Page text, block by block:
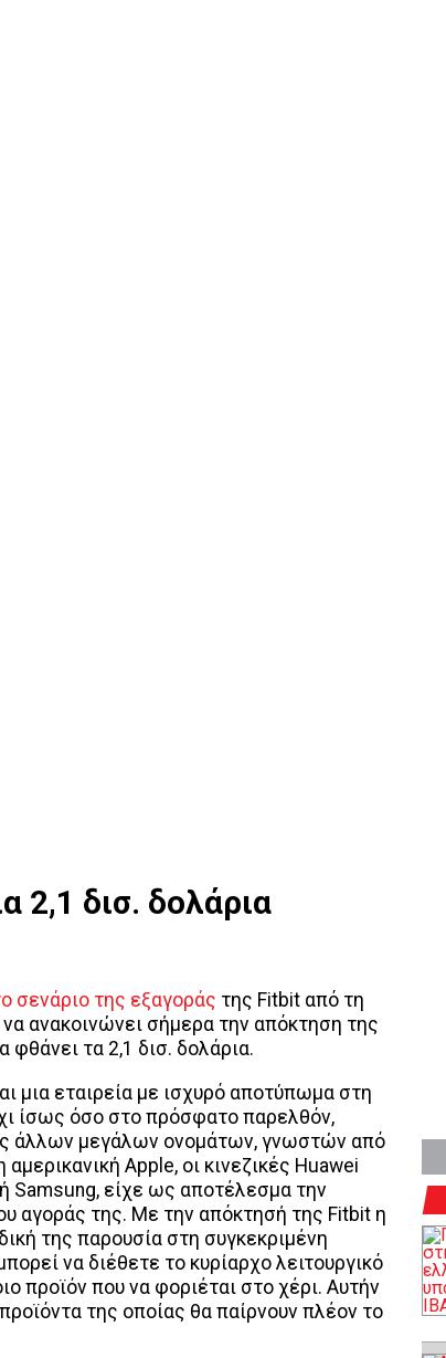
2,1 δισ. δολάρια
σενάριο της εξαγοράς της Fitbit από τη
ανακοινώνει σήμερα την απόκτηση της
φθάνει τα 2,1 δισ. δολάρια.
μια εταιρεία με ισχυρό αποτύπωμα στη
ίσως όσο στο πρόσφατο παρελθόν,
άλλων μεγάλων ονομάτων, γνωστών από
Apple, οι κινεζικές Huawei
Samsung, είχε ως αποτέλεσμα την
αγοράς της. Με την απόκτησή της Fitbit η
της παρουσία στη συγκεκριμένη
να διέθετε το κυρίαρχο λειτουργικό
προϊόν που να φοριέται στο χέρι. Αυτήν
της οποίας θα παίρνουν πλέον το